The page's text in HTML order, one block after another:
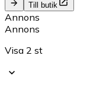
Till butik
Annons
Annons
Visa 2 st